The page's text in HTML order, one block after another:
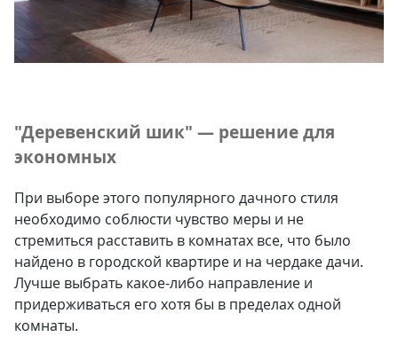
"Деревенский шик" — решение для
экономных
При выборе этого популярного дачного стиля
необходимо соблюсти чувство меры и не
стремиться расставить в комнатах все, что было
найдено в городской квартире и на чердаке дачи.
Лучше выбрать какое-либо направление и
придерживаться его хотя бы в пределах одной
комнаты.